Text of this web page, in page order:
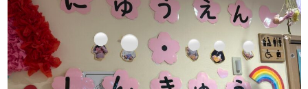
IR情報
お問い合わせ
園見学に関するお問い合わせ